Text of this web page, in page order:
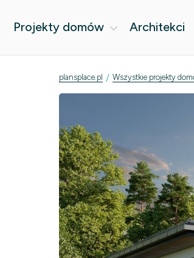
Projekty domów Architekci
plansplace.pl / Wszystkie projekty